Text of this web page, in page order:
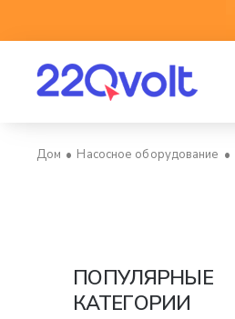
Насосное оборудование
ПОПУЛЯРНЫЕ
КАТЕГОРИИ